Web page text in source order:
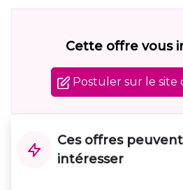
Cette offre vous
Postuler sur le
Ces offres
intéresser